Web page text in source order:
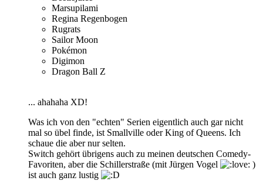
Marsupilami
Regina Regenbogen
Rugrats
Sailor Moon
Pokémon
Digimon
Dragon Ball Z
... ahahaha XD!
Was ich von den "echten" Serien eigentlich auch gar nicht
mal so übel finde, ist Smallville oder King of Queens. Ich
schaue die aber nur selten.
Switch gehört übrigens auch zu meinen deutschen Comedy-
Favoriten, aber die Schillerstraße (mit Jürgen Vogel
)
ist auch ganz lustig